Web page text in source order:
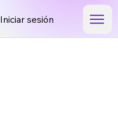
Iniciar sesión